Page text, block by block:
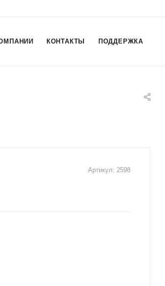
КОНТАКТЫ ПОДДЕРЖКА
Артикул: 2598